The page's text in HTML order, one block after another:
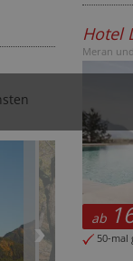
in Passeier
131,-
Hotel
Meran
ab
50-mal